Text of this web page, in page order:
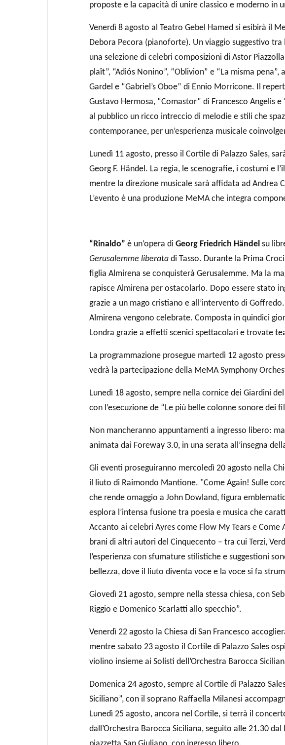
proposte e la capacità di unire classico e moderno in
Venerdì 8 agosto al Teatro Gebel Hamed si esibirà il
Debora Pecora (pianoforte). Un viaggio suggestivo
una selezione di celebri composizioni di Astor Piazzolla
plaît”, “Adiós Nonino”, “Oblivion” e “La misma
Gardel e “Gabriel’s Oboe” di Ennio Morricone. Il
Gustavo Hermosa, “Comastor” di Francesco Angelis
al pubblico un ricco intreccio di melodie e stili che
contemporanee, per un’esperienza musicale
Lunedì 11 agosto, presso il Cortile di Palazzo Sales,
Georg F. Händel. La regia, le scenografie, i costumi e
mentre la direzione musicale sarà affidata ad Andrea
L’evento è una produzione MeMA che integra
“Rinaldo” è un’opera di Georg Friedrich Händelsu
Gerusalemme liberatadi Tasso. Durante la Prima
figlia Almirena se conquisterà Gerusalemme. Ma la
rapisce Almirena per ostacolarlo. Dopo essere stato
grazie a un mago cristiano e all’intervento di
Almirena vengono celebrate. Composta in quindici
Londra grazie a effetti scenici spettacolari e trovate
La programmazione prosegue martedì 12 agosto
vedrà la partecipazione della MeMA Symphony
Lunedì 18 agosto, sempre nella cornice dei Giardini
con l’esecuzione de “Le più belle colonne sonore dei
Non mancheranno appuntamenti a ingresso libero:
animata dai Foreway 3.0, in una serata all’insegna
Gli eventi proseguiranno mercoledì 20 agosto nella
il liuto di Raimondo Mantione. "Come Again! Sulle
che rende omaggio a John Dowland, figura
esplora l’intensa fusione tra poesia e musica che
Accanto ai celebri Ayres come Flow My Tears e
brani di altri autori del Cinquecento – tra cui Terzi,
l’esperienza con sfumature stilistiche e suggestioni
bellezza, dove il liuto diventa voce e la voce si fa
Giovedì 21 agosto, sempre nella stessa chiesa, con
Riggio e Domenico Scarlatti allo specchio”.
Venerdì 22 agosto la Chiesa di San Francesco
mentre sabato 23 agosto il Cortile di Palazzo Sales
violino insieme ai Solisti dell’Orchestra Barocca
Domenica 24 agosto, sempre al Cortile di Palazzo
Siciliano”, con il soprano Raffaella Milanesi
Lunedì 25 agosto, ancora nel Cortile, si terrà il
dall’Orchestra Barocca Siciliana, seguito alle 21.30